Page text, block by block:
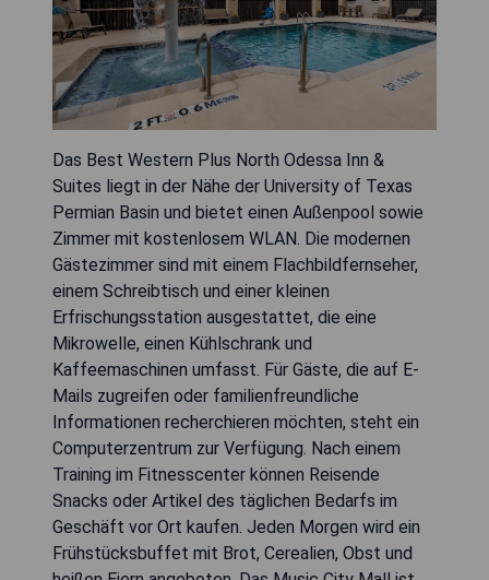
Das Best Western Plus North Odessa Inn &
Suites liegt in der Nähe der University of Texas
Permian Basin und bietet einen Außenpool sowie
Zimmer mit kostenlosem WLAN. Die modernen
Gästezimmer sind mit einem Flachbildfernseher,
einem Schreibtisch und einer kleinen
Erfrischungsstation ausgestattet, die eine
Mikrowelle, einen Kühlschrank und
Kaffeemaschinen umfasst. Für Gäste, die auf E-
Mails zugreifen oder familienfreundliche
Informationen recherchieren möchten, steht ein
Computerzentrum zur Verfügung. Nach einem
Training im Fitnesscenter können Reisende
Snacks oder Artikel des täglichen Bedarfs im
Geschäft vor Ort kaufen. Jeden Morgen wird ein
Frühstücksbuffet mit Brot, Cerealien, Obst und